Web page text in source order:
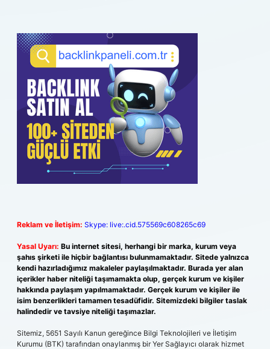
Reklam ve İletişim: Skype: live:.cid.575569c608265c69
Yasal Uyarı: Bu internet sitesi, herhangi bir marka, kurum veya
şahıs şirketi ile hiçbir bağlantısı bulunmamaktadır. Sitede yalnızca
kendi hazırladığımız makaleler paylaşılmaktadır. Burada yer alan
içerikler haber niteliği taşımamakta olup, gerçek kurum ve kişiler
hakkında paylaşım yapılmamaktadır. Gerçek kurum ve kişiler ile
isim benzerlikleri tamamen tesadüfidir. Sitemizdeki bilgiler taslak
halindedir ve tavsiye niteliği taşımazlar.
Sitemiz, 5651 Sayılı Kanun gereğince Bilgi Teknolojileri ve İletişim
Kurumu (BTK) tarafından onaylanmış bir Yer Sağlayıcı olarak hizmet